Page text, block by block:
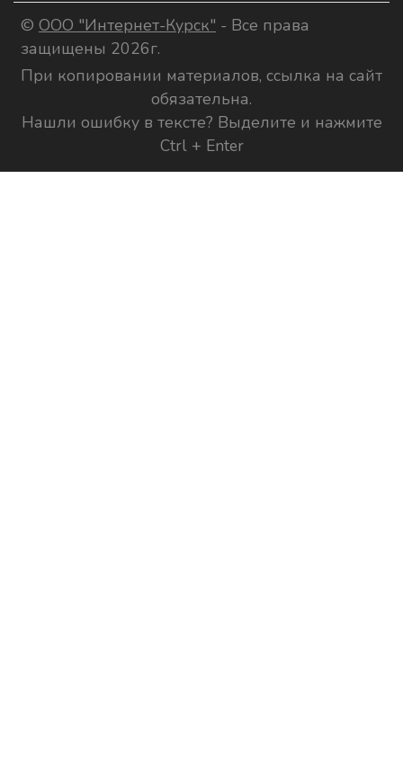
© ООО "Интернет-Курск" - Все права
защищены 2026г.
При копировании материалов, ссылка на сайт
обязательна.
Нашли ошибку в тексте? Выделите и нажмите
Ctrl + Enter